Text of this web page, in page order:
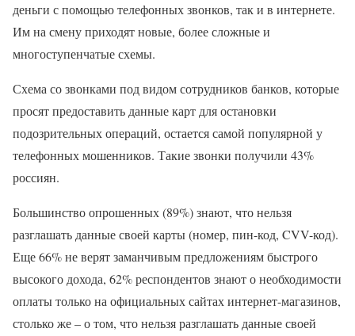
деньги с помощью телефонных звонков, так и в интернете.
Им на смену приходят новые, более сложные и
многоступенчатые схемы.
Схема со звонками под видом сотрудников банков, которые
просят предоставить данные карт для остановки
подозрительных операций, остается самой популярной у
телефонных мошенников. Такие звонки получили 43%
россиян.
Большинство опрошенных (89%) знают, что нельзя
разглашать данные своей карты (номер, пин-код, CVV-код).
Еще 66% не верят заманчивым предложениям быстрого
высокого дохода, 62% респондентов знают о необходимости
оплаты только на официальных сайтах интернет-магазинов,
столько же – о том, что нельзя разглашать данные своей